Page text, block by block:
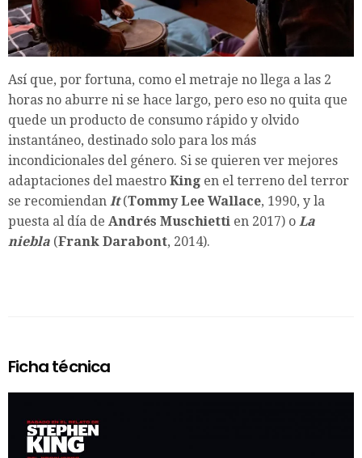
Así que, por fortuna, como el metraje no llega a las 2
horas no aburre ni se hace largo, pero eso no quita que
quede un producto de consumo rápido y olvido
instantáneo, destinado solo para los más
incondicionales del género. Si se quieren ver mejores
adaptaciones del maestro King en el terreno del terror
se recomiendan It(Tommy Lee Wallace, 1990, y la
puesta al día de Andrés Muschietti en 2017) o La
niebla (Frank Darabont, 2014).
Ficha técnica